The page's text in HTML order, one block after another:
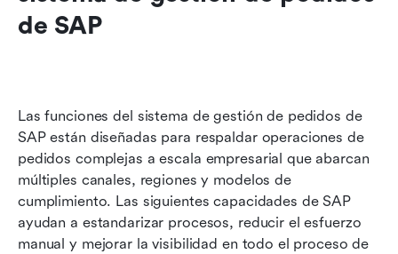
de SAP
Las funciones del sistema de gestión de pedidos de
SAP están diseñadas para respaldar operaciones de
pedidos complejas a escala empresarial que abarcan
múltiples canales, regiones y modelos de
cumplimiento. Las siguientes capacidades de SAP
ayudan a estandarizar procesos, reducir el esfuerzo
manual y mejorar la visibilidad en todo el proceso de